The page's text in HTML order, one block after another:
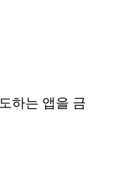
하는 앱을 금